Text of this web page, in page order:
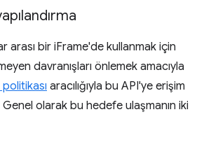
arası bir iFrame'de kullanmak için
davranışları önlemek amacıyla
aracılığıyla bu API'ye erişim
olarak bu hedefe ulaşmanın iki